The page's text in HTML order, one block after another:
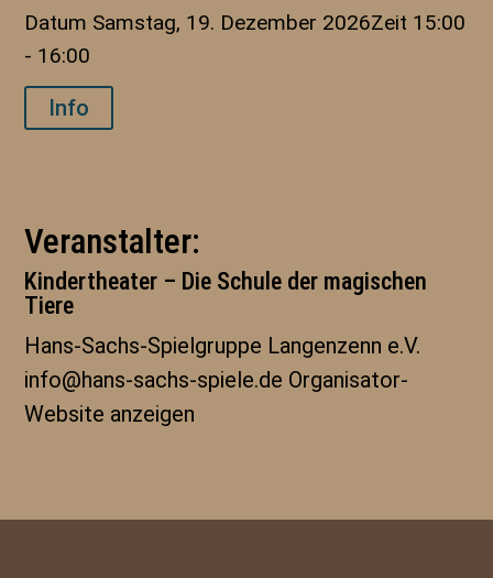
Datum Samstag, 19. Dezember 2026Zeit 15:00
- 16:00
Info
Veranstalter:
Kindertheater – Die Schule der magischen
Tiere
Hans-Sachs-Spielgruppe Langenzenn e.V.
info@hans-sachs-spiele.de Organisator-
Website anzeigen